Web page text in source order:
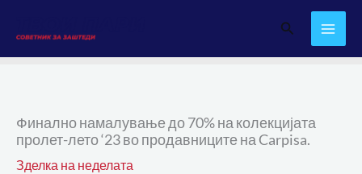
content
Search
Финално намалување до 70% на колекцијата
пролет-лето ‘23 во продавниците на Carpisa.
Зделка на неделата